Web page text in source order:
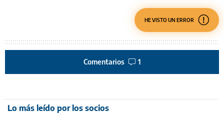
HE VISTO UN ERROR
Comentarios 1
Lo más leído por los socios